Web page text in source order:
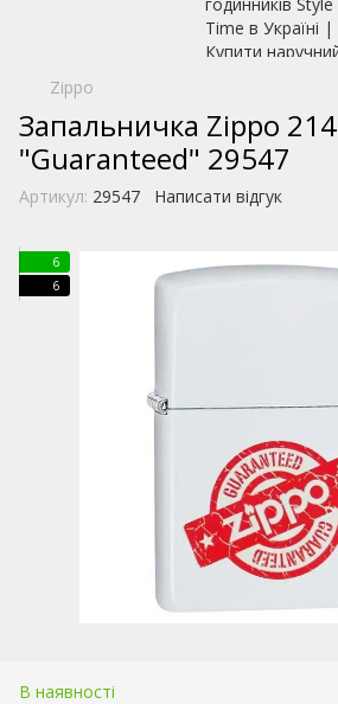
Zippo
Запальничка Zippo 214
"Guaranteed" 29547
Артикул: 29547 Написати відгук
6
6
В наявності